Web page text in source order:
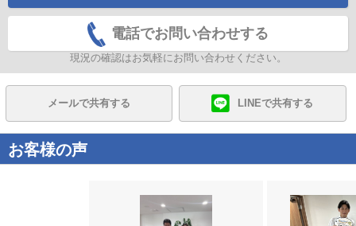
電話でお問い合わせする
現況の確認はお気軽にお問い合わせください。
メールで共有する LINEで共有する
お客様の声